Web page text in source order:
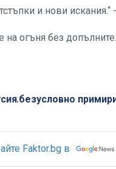
и нови
огъня без
,безусловно
Faktor.bg в